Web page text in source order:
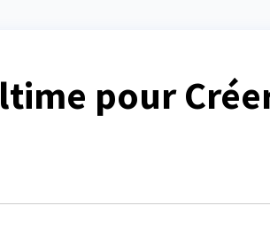
pour